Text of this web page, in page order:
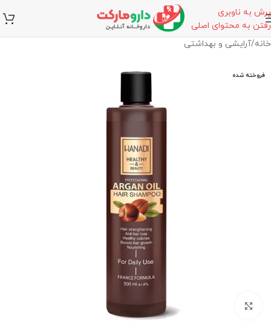
پرش به ناوبری
رفتن به محتوای اصلی
خانه/آرایشی و بهداشتی
فروخته شده
برای بزرگنمایی کلیک کنید